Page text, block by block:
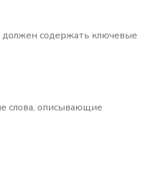
должен содержать ключевые
слова, описывающие